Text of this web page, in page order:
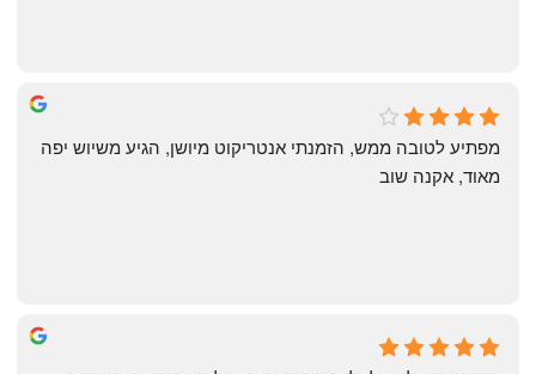
michal gottfried
4 months ago
שי
4 months ago
מאוד, אקנה שוב